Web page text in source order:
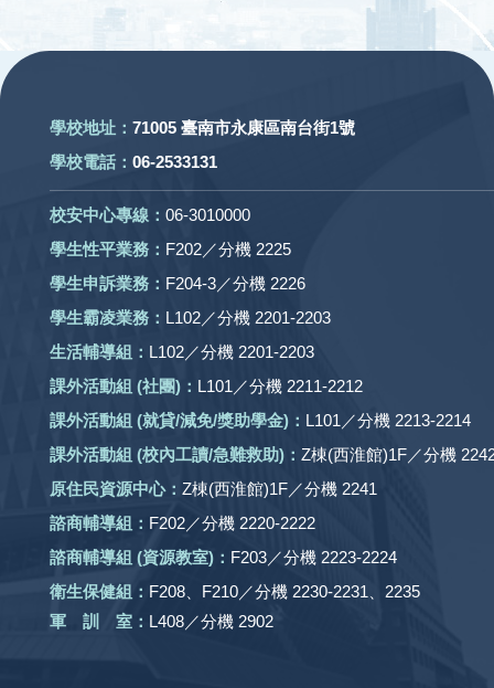
學校地址： 71005 臺南市永康區南台街1號
學校電話： 06-2533131
校安中心專線： 06-3010000
學生性平業務： F202／分機 2225
學生申訴業務： F204-3／分機 2226
學生霸凌業務： L102／分機 2201-2203
生活輔導組： L102／分機 2201-2203
課外活動組 (社團) ： L101／分機 2211-2212
課外活動組 (就貸/減免/獎助學金)： L101／分機 2213-2214
課外活動組 (校內工讀/急難救助) ： Z棟(西淮館)1F／分機
原住民資源中心： Z棟(西淮館)1F／分機 2241
諮商輔導組： F202／分機 2220-2222
諮商輔導組 (資源教室)： F203／分機 2223-2224
衛生保健組： F208、F210／分機 2230-2231、2235
軍 訓 室： L408／分機 2902